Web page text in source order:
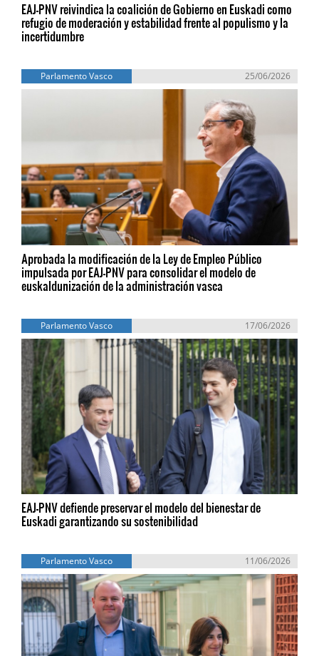
EAJ-PNV reivindica la coalición de Gobierno en Euskadi como
refugio de moderación y estabilidad frente al populismo y la
incertidumbre
Parlamento Vasco 25/06/2026
Aprobada la modificación de la Ley de Empleo Público
impulsada por EAJ-PNV para consolidar el modelo de
euskaldunización de la administración vasca
Parlamento Vasco 17/06/2026
EAJ-PNV defiende preservar el modelo del bienestar de
Euskadi garantizando su sostenibilidad
Parlamento Vasco 11/06/2026